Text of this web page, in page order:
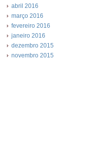
abril 2016
março 2016
fevereiro 2016
janeiro 2016
dezembro 2015
novembro 2015